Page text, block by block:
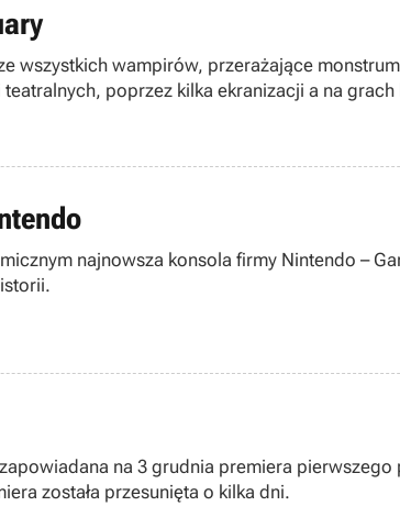
wszystkich wampirów, przerażające
poprzez kilka ekranizacji a na
najnowsza konsola firmy Nintendo –
na 3 grudnia premiera
została przesunięta o kilka dni.